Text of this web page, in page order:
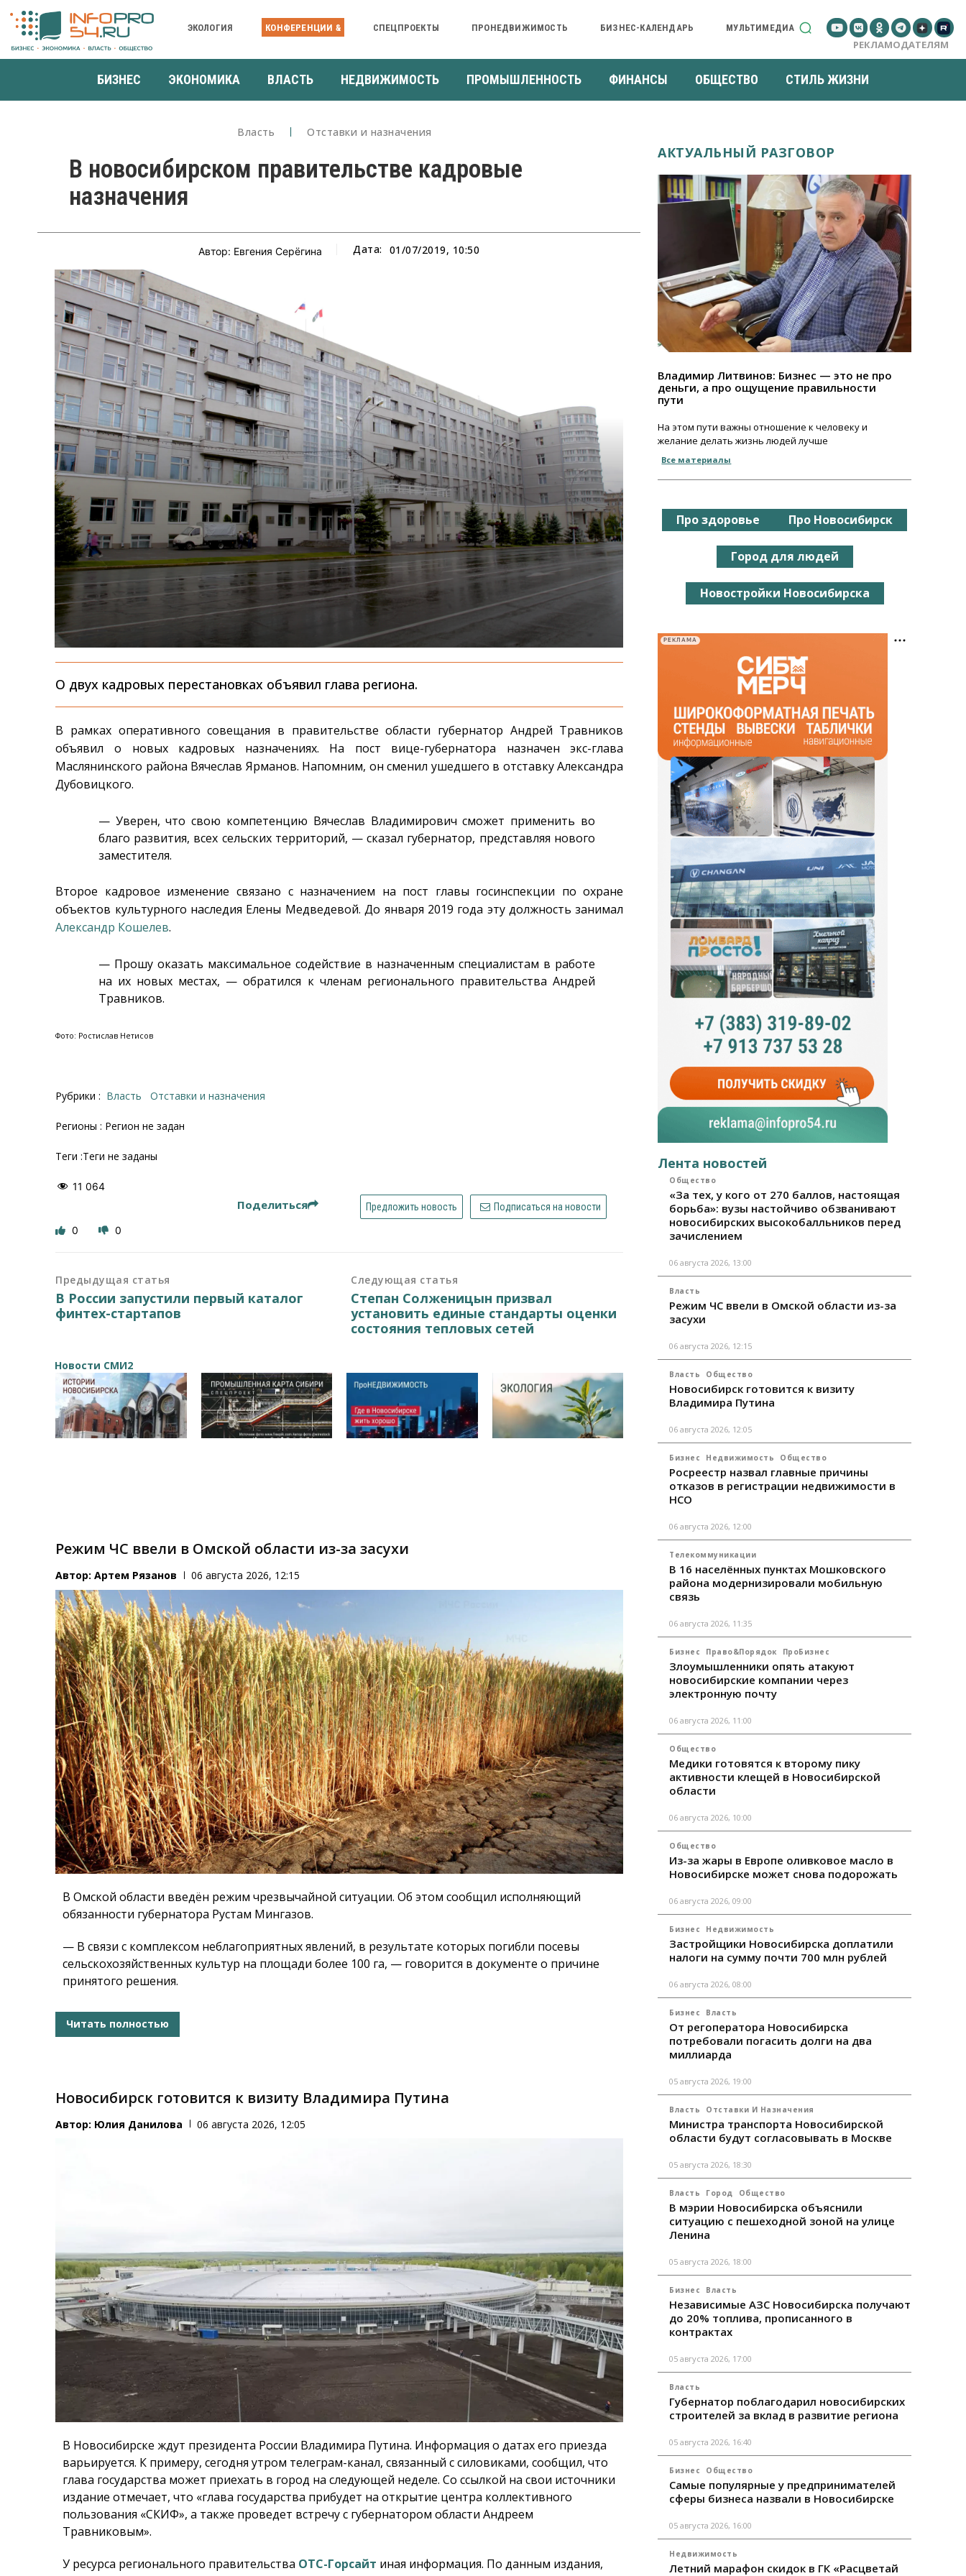
ЭКОЛОГИЯ КОНФЕРЕНЦИИ & СПЕЦПРОЕКТЫ ПРОНЕДВИЖИМОСТЬ БИЗНЕС-КАЛЕНДАРЬ МУЛЬТИМЕДИА
РЕКЛАМОДАТЕЛЯМ
БИЗНЕС ЭКОНОМИКА ВЛАСТЬ НЕДВИЖИМОСТЬ ПРОМЫШЛЕННОСТЬ ФИНАНСЫ ОБЩЕСТВО СТИЛЬ ЖИЗНИ
Власть Отставки и назначения
В новосибирском правительстве кадровые
назначения
Автор: Евгения Серёгина Дата: 01/07/2019, 10:50
О двух кадровых перестановках объявил глава региона.
В рамках оперативного совещания в правительстве области губернатор Андрей Травников
объявил о новых кадровых назначениях. На пост вице-губернатора назначен экс-глава
Маслянинского района Вячеслав Ярманов. Напомним, он сменил ушедшего в отставку Александра
Дубовицкого.
— Уверен, что свою компетенцию Вячеслав Владимирович сможет применить во
благо развития, всех сельских территорий, — сказал губернатор, представляя нового
заместителя.
Второе кадровое изменение связано с назначением на пост главы госинспекции по охране
объектов культурного наследия Елены Медведевой. До января 2019 года эту должность занимал
Александр Кошелев.
— Прошу оказать максимальное содействие в назначенным специалистам в работе
на их новых местах, — обратился к членам регионального правительства Андрей
Травников.
Фото: Ростислав Нетисов
Рубрики : Власть Отставки и назначения
Регионы : Регион не задан
Теги :Теги не заданы
11 064
Поделиться Предложить новость Подписаться на новости
0 0
Предыдущая статья
В России запустили первый каталог
финтех-стартапов
Следующая статья
Степан Cолженицын призвал
установить единые стандарты оценки
состояния тепловых сетей
Новости СМИ2
Режим ЧС ввели в Омской области из-за засухи
Автор:Артем Рязанов 06 августа 2026, 12:15
В Омской области введён режим чрезвычайной ситуации. Об этом сообщил исполняющий
обязанности губернатора Рустам Мингазов.
— В связи с комплексом неблагоприятных явлений, в результате которых погибли посевы
сельскохозяйственных культур на площади более 100 га, — говорится в документе о причине
принятого решения.
Читать полностью
Новосибирск готовится к визиту Владимира Путина
Автор: Юлия Данилова 06 августа 2026, 12:05
В Новосибирске ждут президента России Владимира Путина. Информация о датах его приезда
варьируется. К примеру, сегодня утром телеграм-канал, связанный с силовиками, сообщил, что
глава государства может приехать в город на следующей неделе. Со ссылкой на свои источники
издание отмечает, что «глава государства прибудет на открытие центра коллективного
пользования «СКИФ», а также проведет встречу с губернатором области Андреем
Травниковым».
У ресурса регионального правительства ОТС-Горсайт иная информация. По данным издания,
АКТУАЛЬНЫЙ РАЗГОВОР
Владимир Литвинов: Бизнес — это не про
деньги, а про ощущение правильности
пути
На этом пути важны отношение к человеку и
желание делать жизнь людей лучше
Все материалы
Про здоровье Про Новосибирск
Город для людей
Новостройки Новосибирска
РЕКЛАМА
Лента новостей
Общество
«За тех, у кого от 270 баллов, настоящая
борьба»: вузы настойчиво обзванивают
новосибирских высокобалльников перед
зачислением
06 августа 2026, 13:00
Власть
Режим ЧС ввели в Омской области из-за
засухи
06 августа 2026, 12:15
Власть Общество
Новосибирск готовится к визиту
Владимира Путина
06 августа 2026, 12:05
Бизнес Недвижимость Общество
Росреестр назвал главные причины
отказов в регистрации недвижимости в
НСО
06 августа 2026, 12:00
Телекоммуникации
В 16 населённых пунктах Мошковского
района модернизировали мобильную
связь
06 августа 2026, 11:35
Бизнес Право&Порядок ПроБизнес
Злоумышленники опять атакуют
новосибирские компании через
электронную почту
06 августа 2026, 11:00
Общество
Медики готовятся к второму пику
активности клещей в Новосибирской
области
06 августа 2026, 10:00
Общество
Из-за жары в Европе оливковое масло в
Новосибирске может снова подорожать
06 августа 2026, 09:00
Бизнес Недвижимость
Застройщики Новосибирска доплатили
налоги на сумму почти 700 млн рублей
06 августа 2026, 08:00
Бизнес Власть
От регоператора Новосибирска
потребовали погасить долги на два
миллиарда
05 августа 2026, 19:00
Власть Отставки И Назначения
Министра транспорта Новосибирской
области будут согласовывать в Москве
05 августа 2026, 18:30
Власть Город Общество
В мэрии Новосибирска объяснили
ситуацию с пешеходной зоной на улице
Ленина
05 августа 2026, 18:00
Бизнес Власть
Независимые АЗС Новосибирска получают
до 20% топлива, прописанного в
контрактах
05 августа 2026, 17:00
Власть
Губернатор поблагодарил новосибирских
строителей за вклад в развитие региона
05 августа 2026, 16:40
Бизнес Общество
Самые популярные у предпринимателей
сферы бизнеса назвали в Новосибирске
05 августа 2026, 16:00
Недвижимость
Летний марафон скидок в ГК «Расцветай